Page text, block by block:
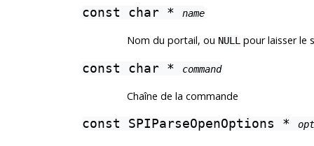
const char * name
Nom du portail, ou NULL pour laisser le
const char * command
Chaîne de la commande
const SPIParseOpenOptions *